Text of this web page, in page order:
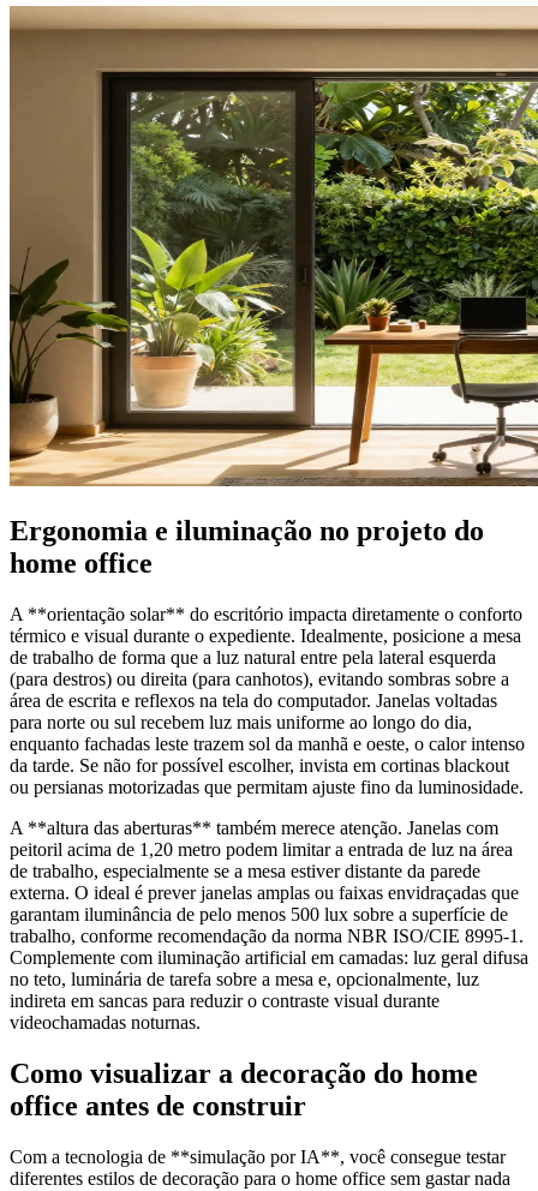
Ergonomia e iluminação no projeto do
home office
A **orientação solar** do escritório impacta diretamente o conforto
térmico e visual durante o expediente. Idealmente, posicione a mesa
de trabalho de forma que a luz natural entre pela lateral esquerda
(para destros) ou direita (para canhotos), evitando sombras sobre a
área de escrita e reflexos na tela do computador. Janelas voltadas
para norte ou sul recebem luz mais uniforme ao longo do dia,
enquanto fachadas leste trazem sol da manhã e oeste, o calor intenso
da tarde. Se não for possível escolher, invista em cortinas blackout
ou persianas motorizadas que permitam ajuste fino da luminosidade.
A **altura das aberturas** também merece atenção. Janelas com
peitoril acima de 1,20 metro podem limitar a entrada de luz na área
de trabalho, especialmente se a mesa estiver distante da parede
externa. O ideal é prever janelas amplas ou faixas envidraçadas que
garantam iluminância de pelo menos 500 lux sobre a superfície de
trabalho, conforme recomendação da norma NBR ISO/CIE 8995-1.
Complemente com iluminação artificial em camadas: luz geral difusa
no teto, luminária de tarefa sobre a mesa e, opcionalmente, luz
indireta em sancas para reduzir o contraste visual durante
videochamadas noturnas.
Como visualizar a decoração do home
office antes de construir
Com a tecnologia de **simulação por IA**, você consegue testar
diferentes estilos de decoração para o home office sem gastar nada